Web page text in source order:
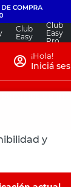
Club
Easy
Club
Easy
Pro
y
¡Hola!
Iniciá
Servicios de